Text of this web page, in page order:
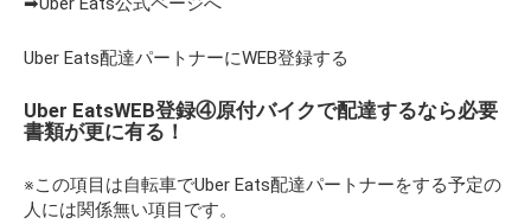
Uber Eats配達パートナーにWEB登録する
Uber EatsWEB登録④原付バイクで配達するなら必要
書類が更に有る！
※この項目は自転車でUber Eats配達パートナーをする予定の
人には関係無い項目です。